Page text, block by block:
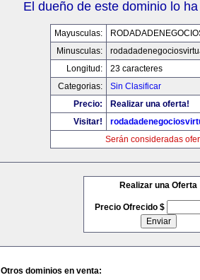
El dueño de este dominio lo
Mayusculas:
Minusculas:
Longitud:
23 caracteres
Categorias:
Sin Clasificar
Precio:
Realizar una oferta!
Visitar!
Serán consideradas
Realizar una Oferta
Precio Ofrecido $
Otros dominios en venta: